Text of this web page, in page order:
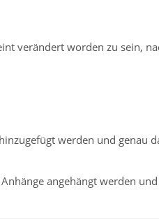
verändert worden zu sein,
werden und genau
angehängt werden